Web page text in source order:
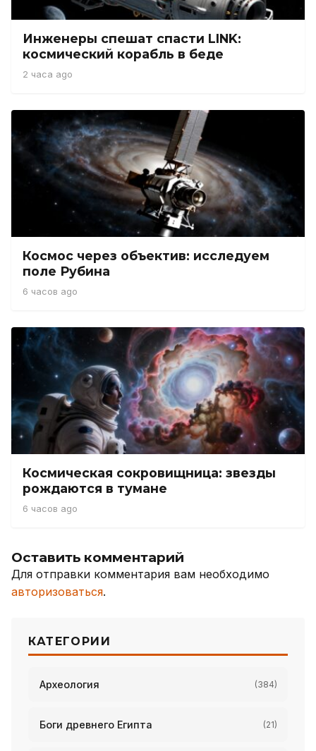
Инженеры спешат спасти LINK:
космический корабль в беде
2 часа ago
Космос через объектив: исследуем
поле Рубина
6 часов ago
Космическая сокровищница: звезды
рождаются в тумане
6 часов ago
Оставить комментарий
Для отправки комментария вам необходимо
авторизоваться.
КАТЕГОРИИ
Археология (384)
Боги древнего Египта (21)